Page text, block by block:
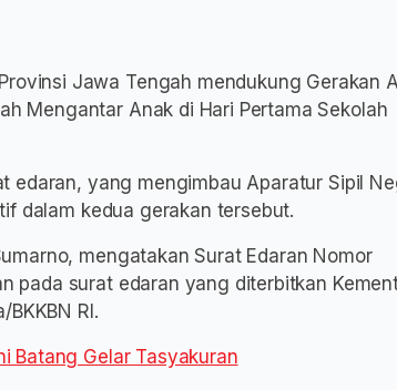
Jawa Tengah mendukung Gerakan
Mengantar Anak di Hari Pertama Sekolah
edaran, yang mengimbau Aparatur Sipil
dalam kedua gerakan tersebut.
mengatakan Surat Edaran Nomor
pada surat edaran yang diterbitkan
RI.
Batang Gelar Tasyakuran